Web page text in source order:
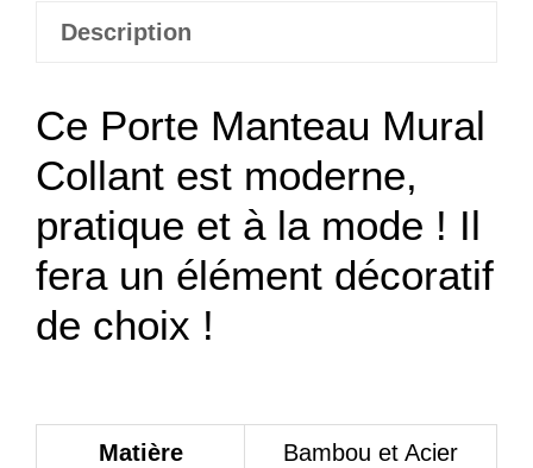
Mural
Description
Ce Porte Manteau Mural
Collant est moderne,
pratique et à la mode ! Il
fera un élément décoratif
de choix !
Matière Bambou et Acier